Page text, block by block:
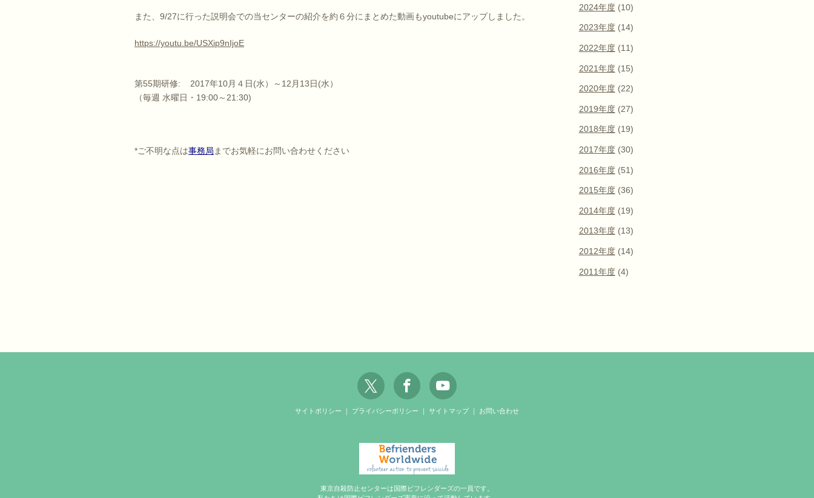
また、9/27に行った説明会での当センターの紹介を約６分にまとめた動画もyoutubeにアップしました。
https://youtu.be/USXip9nIjoE
第55期研修: 2017年10月４日(水）～12月13日(水）
（毎週 水曜日・19:00～21:30)
*ご不明な点は事務局 までお気軽にお問い合わせください
2024年度(10)
2023年度(14)
2022年度(11)
2021年度(15)
2020年度(22)
2019年度(27)
2018年度(19)
2017年度(30)
2016年度(51)
2015年度(36)
2014年度(19)
2013年度(13)
2012年度(14)
2011年度(4)
サイトポリシー ｜ プライバシーポリシー ｜ サイトマップ｜ お問い合わせ
東京自殺防止センターは国際ビフレンダーズの一員です。